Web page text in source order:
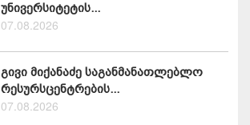
უნივერსიტეტის...
07.08.2026
გივი მიქანაძე საგანმანათლებლო
რესურსცენტრების...
07.08.2026